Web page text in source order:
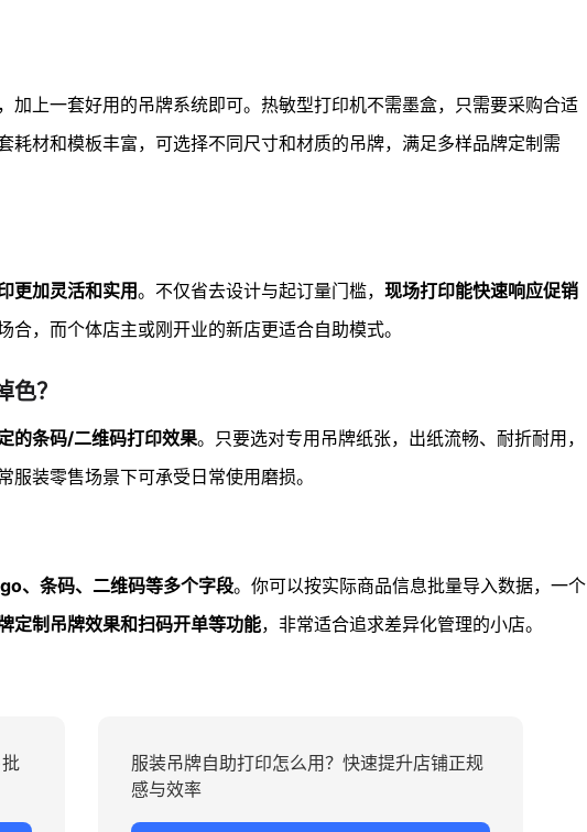
，加上一套好用的吊牌系统即可。热敏型打印机不需墨盒，只需要采购合适
耗材和模板丰富，可选择不同尺寸和材质的吊牌，满足多样品牌定制需
更加灵活和实用。不仅省去设计与起订量门槛， 现场打印能快速响应促销
，而个体店主或刚开业的新店更适合自助模式。
？
的条码/二维码打印效果。只要选对专用吊牌纸张，出纸流畅、耐折耐用，
服装零售场景下可承受日常使用磨损。
、条码、二维码等多个字段。你可以按实际商品信息批量导入数据，一个
定制吊牌效果和扫码开单等功能，非常适合追求差异化管理的小店。
服装吊牌自助打印怎么用？快速提升店铺正规
感与效率